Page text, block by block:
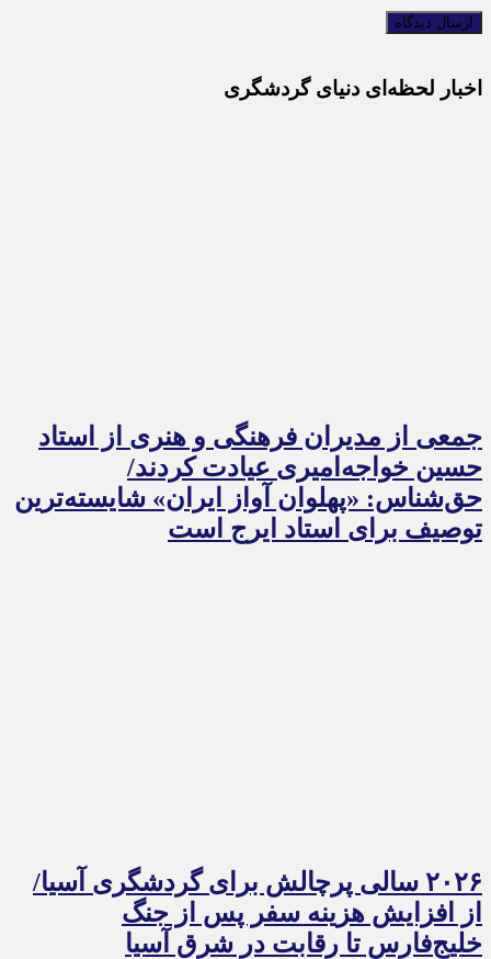
اخبار لحظه‌ای دنیای گردشگری
جمعی از مدیران فرهنگی و هنری از استاد
حسین خواجه‌امیری عیادت کردند/
حق‌شناس: «پهلوان آواز ایران» شایسته‌ترین
توصیف برای استاد ایرج است
۲۰۲۶ سالی پرچالش برای گردشگری آسیا/
از افزایش هزینه سفر پس از جنگ
خلیج‌فارس تا رقابت در شرق آسیا